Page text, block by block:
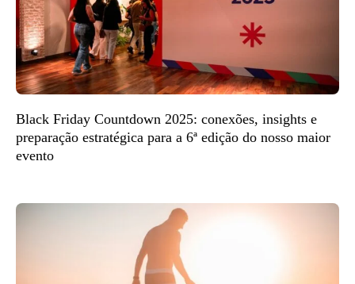
Black Friday Countdown 2025: conexões, insights e
preparação estratégica para a 6ª edição do nosso maior
evento